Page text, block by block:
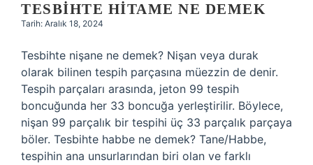
TESBIHTE HITAME NE DEMEK
Tarih: Aralık 18, 2024
Tesbihte nişane ne demek? Nişan veya durak
olarak bilinen tespih parçasına müezzin de denir.
Tespih parçaları arasında, jeton 99 tespih
boncuğunda her 33 boncuğa yerleştirilir. Böylece,
nişan 99 parçalık bir tespihi üç 33 parçalık parçaya
böler. Tesbihte habbe ne demek? Tane/Habbe,
tespihin ana unsurlarından biri olan ve farklı